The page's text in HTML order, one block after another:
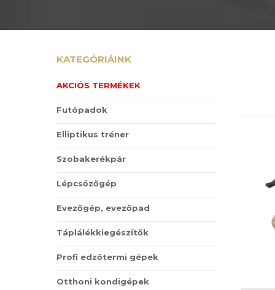
KATEGÓRIÁINK
AKCIÓS TERMÉKEK
Futópadok
Elliptikus tréner
Szobakerékpár
Lépcsőzőgép
Evezőgép, evezőpad
Táplálékkiegészítők
Profi edzőtermi gépek
Otthoni kondigépek